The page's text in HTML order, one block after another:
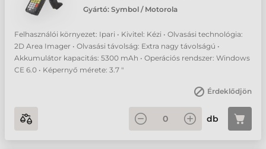
Gyártó: Symbol / Motorola
Felhasználói környezet: Ipari • Kivitel: Kézi • Olvasási technológia:
2D Area Imager • Olvasási távolság: Extra nagy távolságú •
Akkumulátor kapacitás: 5300 mAh • Operációs rendszer: Windows
CE 6.0 • Képernyő mérete: 3.7 "
Érdeklődjön
db